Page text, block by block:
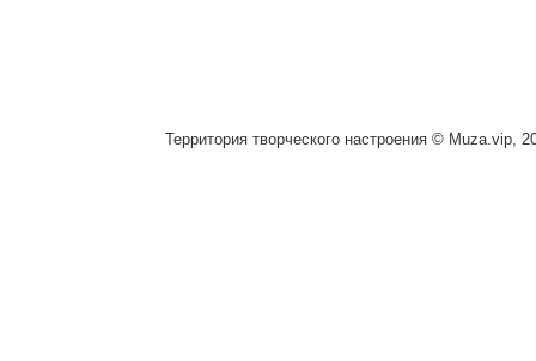
Территория творческого настроения © Muza.vip,